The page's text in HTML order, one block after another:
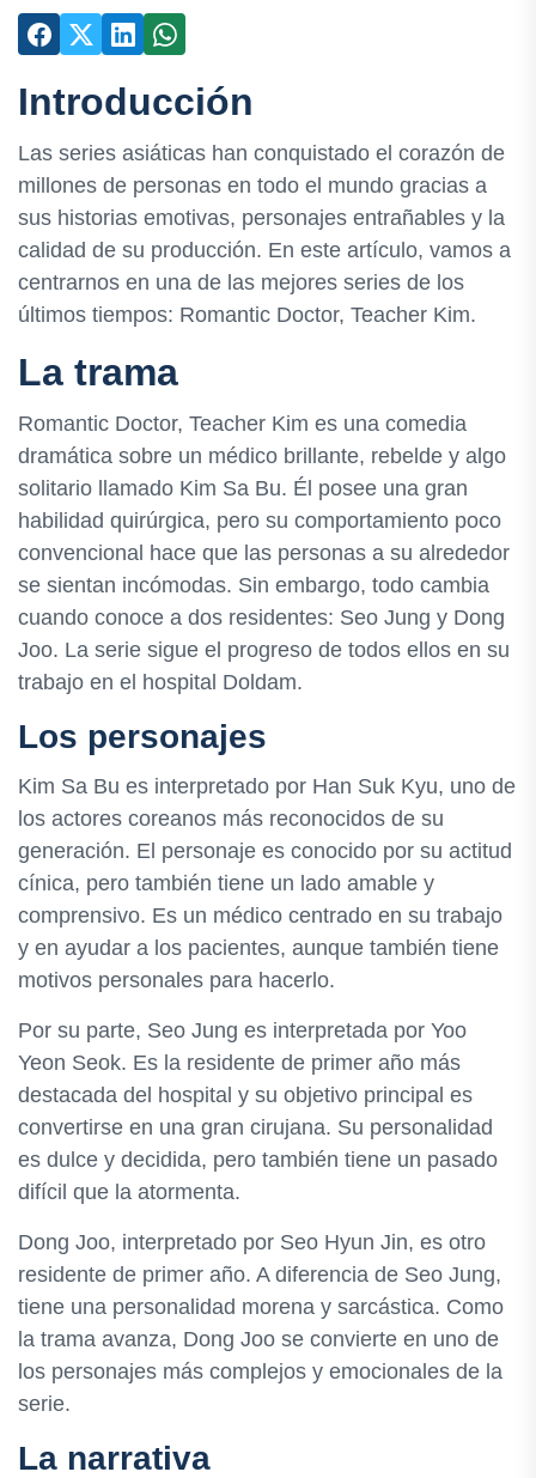
Introducción
Las series asiáticas han conquistado el corazón de
millones de personas en todo el mundo gracias a
sus historias emotivas, personajes entrañables y la
calidad de su producción. En este artículo, vamos a
centrarnos en una de las mejores series de los
últimos tiempos: Romantic Doctor, Teacher Kim.
La trama
Romantic Doctor, Teacher Kim es una comedia
dramática sobre un médico brillante, rebelde y algo
solitario llamado Kim Sa Bu. Él posee una gran
habilidad quirúrgica, pero su comportamiento poco
convencional hace que las personas a su alrededor
se sientan incómodas. Sin embargo, todo cambia
cuando conoce a dos residentes: Seo Jung y Dong
Joo. La serie sigue el progreso de todos ellos en su
trabajo en el hospital Doldam.
Los personajes
Kim Sa Bu es interpretado por Han Suk Kyu, uno de
los actores coreanos más reconocidos de su
generación. El personaje es conocido por su actitud
cínica, pero también tiene un lado amable y
comprensivo. Es un médico centrado en su trabajo
y en ayudar a los pacientes, aunque también tiene
motivos personales para hacerlo.
Por su parte, Seo Jung es interpretada por Yoo
Yeon Seok. Es la residente de primer año más
destacada del hospital y su objetivo principal es
convertirse en una gran cirujana. Su personalidad
es dulce y decidida, pero también tiene un pasado
difícil que la atormenta.
Dong Joo, interpretado por Seo Hyun Jin, es otro
residente de primer año. A diferencia de Seo Jung,
tiene una personalidad morena y sarcástica. Como
la trama avanza, Dong Joo se convierte en uno de
los personajes más complejos y emocionales de la
serie.
La narrativa